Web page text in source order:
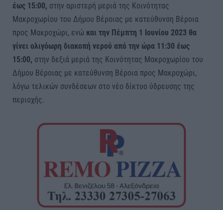
έως 15:00, στην αριστερή μεριά της Κοινότητας
Μακροχωρίου του Δήμου Βέροιας με κατεύθυνση Βέροια
προς Μακροχώρι, ενώ και την Πέμπτη 1 Ιουνίου 2023 θα
γίνει ολιγόωρη διακοπή νερού από την ώρα 11:30 έως
15:00, στην δεξιά μεριά της Κοινότητας Μακροχωρίου του
Δήμου Βέροιας με κατεύθυνση Βέροια προς Μακροχώρι,
λόγω τελικών συνδέσεων στο νέο δίκτυο ύδρευσης της
περιοχής.